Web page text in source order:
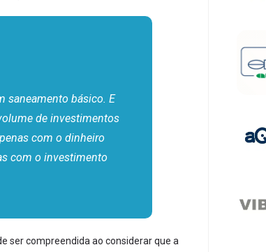
saneamento básico. E
de investimentos
com o dinheiro
com o investimento
ser compreendida ao considerar que a